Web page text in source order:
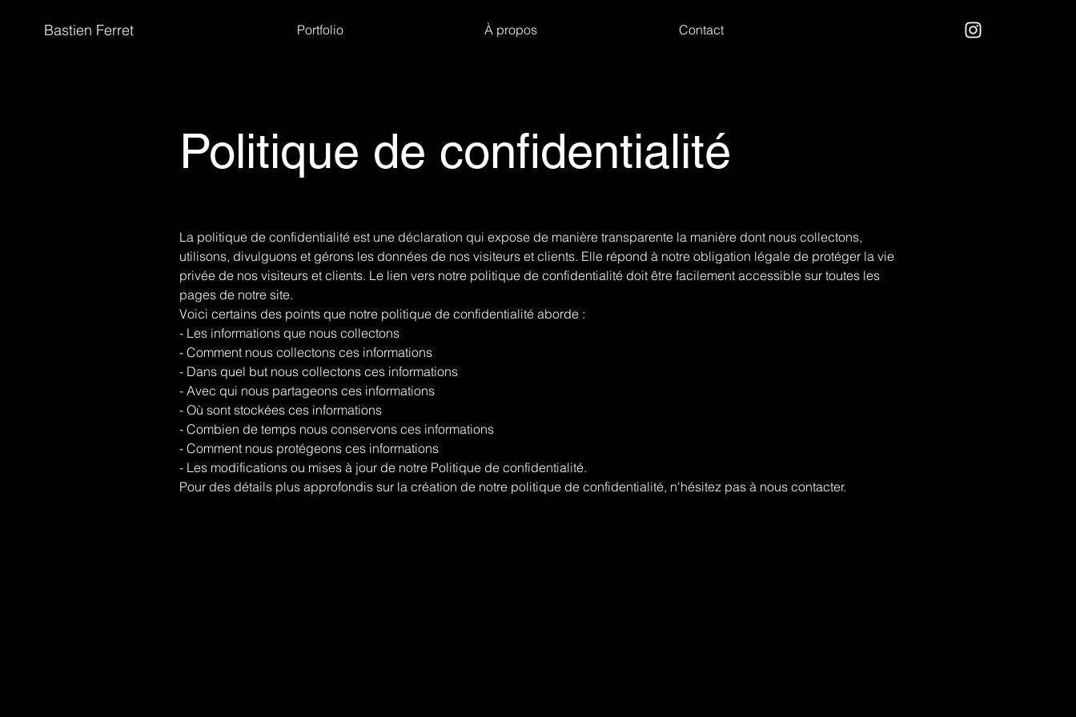
Bastien Ferret Portfolio À propos Contact
Politique de confidentialité
La politique de confidentialité est une déclaration qui expose de manière transparente la manière dont nous collectons,
utilisons, divulguons et gérons les données de nos visiteurs et clients. Elle répond à notre obligation légale de protéger la vie
privée de nos visiteurs et clients. Le lien vers notre politique de confidentialité doit être facilement accessible sur toutes les
pages de notre site.
Voici certains des points que notre politique de confidentialité aborde :
- Les informations que nous collectons
- Comment nous collectons ces informations
- Dans quel but nous collectons ces informations
- Avec qui nous partageons ces informations
- Où sont stockées ces informations
- Combien de temps nous conservons ces informations
- Comment nous protégeons ces informations
- Les modifications ou mises à jour de notre Politique de confidentialité.
Pour des détails plus approfondis sur la création de notre politique de confidentialité, n'hésitez pas à nous contacter.